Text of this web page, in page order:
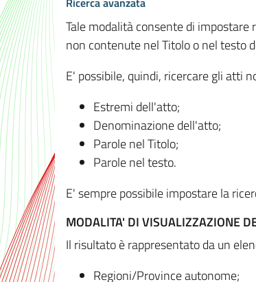
Tale modalità consente di impostare
non contenute nel Titolo o nel testo
E' possibile, quindi, ricercare gli atti
Estremi dell'atto;
Denominazione dell'atto;
Parole nel Titolo;
Parole nel testo.
E' sempre possibile impostare la
MODALITA' DI VISUALIZZAZIONE
Il risultato è rappresentato da un
Regioni/Province autonome;